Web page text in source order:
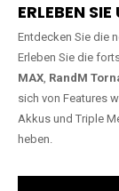
ERLEBEN
Entdecken Sie die
Erleben Sie die
MAX, RandM
sich von Features
Akkus und Triple
heben.